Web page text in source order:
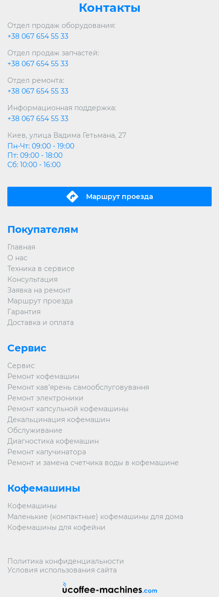
Контакты
Отдел продаж оборудования:
+38 067 654 55 33
Отдел продаж запчастей:
+38 067 654 55 33
Отдел ремонта:
+38 067 654 55 33
Информационная поддержка:
+38 067 654 55 33
Киев, улица Вадима Гетьмана, 27
Пн-Чт: 09:00 - 19:00
Пт: 09:00 - 18:00
Сб: 10:00 - 16:00
Маршрут проeзда
Покупателям
Главная
О нас
Техника в сервисе
Консультация
Заявка на ремонт
Маршрут проезда
Гарантия
Доставка и оплата
Сервис
Сервис
Ремонт кофемашин
Ремонт кав’ярень самообслуговування
Ремонт электроники
Ремонт капсульной кофемашины
Декальцинация кофемашин
Обслуживание
Диагностика кофемашин
Ремонт капучинатора
Ремонт и замена счетчика воды в кофемашине
Кофемашины
Кофемашины
Маленькие (компактные) кофемашины для дома
Кофемашины для кофейни
Политика конфиденциальности
Условия использования сайта